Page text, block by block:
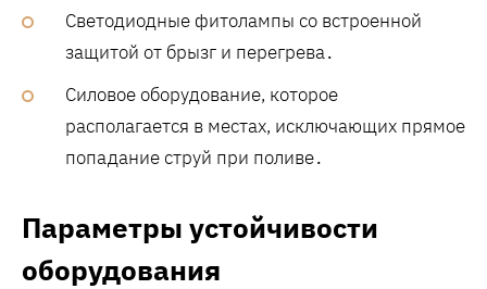
Светодиодные фитолампы со встроенной
защитой от брызг и перегрева․
Силовое оборудование, которое
располагается в местах, исключающих прямое
попадание струй при поливе․
Параметры устойчивости
оборудования